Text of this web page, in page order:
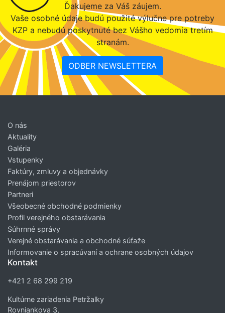
Ďakujeme za Váš záujem.
Vaše osobné údaje budú použité výlučne pre potreby
KZP a nebudú poskytnuté bez Vášho vedomia tretím
stranám.
ODBER NEWSLETTERA
O nás
Aktuality
Galéria
Vstupenky
Faktúry, zmluvy a objednávky
Prenájom priestorov
Partneri
Všeobecné obchodné podmienky
Profil verejného obstarávania
Súhrnné správy
Verejné obstarávania a obchodné súťaže
Informovanie o spracúvaní a ochrane osobných údajov
Kontakt
+421 2 68 299 219
Kultúrne zariadenia Petržalky
Rovniankova 3,